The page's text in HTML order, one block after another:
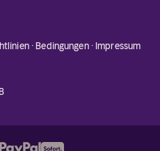
·Bedingungen· Impressum